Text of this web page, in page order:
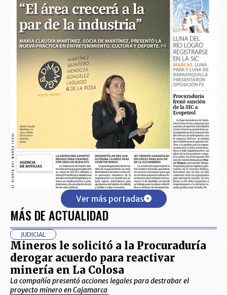
Ver más portadas
MÁS DE ACTUALIDAD
JUDICIAL
Mineros le solicitó a la Procuraduría
derogar acuerdo para reactivar
minería en La Colosa
La compañía presentó acciones legales para destrabar el
proyecto minero en Cajamarca